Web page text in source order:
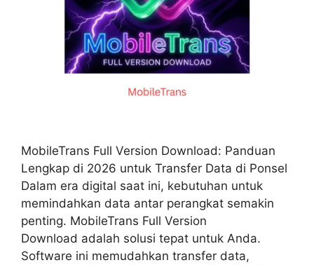
MobileTrans Full Version Download: Panduan
Lengkap di 2026 untuk Transfer Data di Ponsel
Dalam era digital saat ini, kebutuhan untuk
memindahkan data antar perangkat semakin
penting. MobileTrans Full Version
Download adalah solusi tepat untuk Anda.
Software ini memudahkan transfer data,